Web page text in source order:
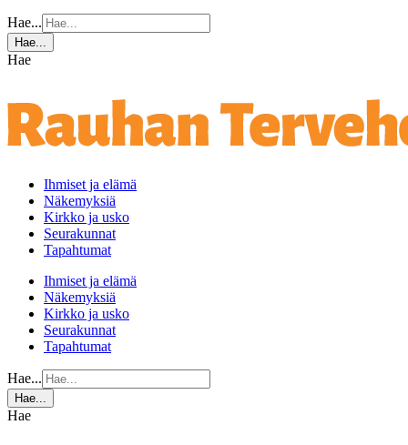
Hae...
Hae...
Hae
Ihmiset ja elämä
Näkemyksiä
Kirkko ja usko
Seurakunnat
Tapahtumat
Ihmiset ja elämä
Näkemyksiä
Kirkko ja usko
Seurakunnat
Tapahtumat
Hae...
Hae...
Hae